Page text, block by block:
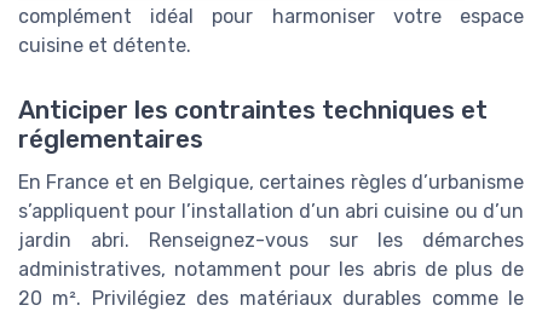
complément idéal pour harmoniser votre espace
cuisine et détente.
Anticiper les contraintes techniques et
réglementaires
En France et en Belgique, certaines règles d’urbanisme
s’appliquent pour l’installation d’un abri cuisine ou d’un
jardin abri. Renseignez-vous sur les démarches
administratives, notamment pour les abris de plus de
20 m². Privilégiez des matériaux durables comme le